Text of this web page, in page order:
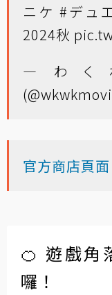
ニケ #デュ
2024秋
— わく
官方商店頁面
🍊 遊戲角
囉！